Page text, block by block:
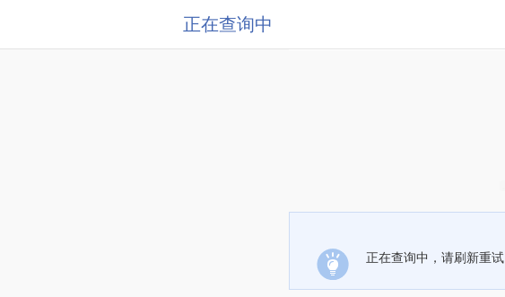
正在查询中
正在查询中，请刷新重试